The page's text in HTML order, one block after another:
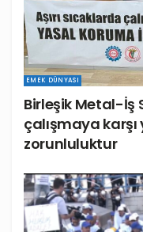
EMEK DÜNYASI
Birleşik Metal-İş
çalışmaya
zorunluluktur